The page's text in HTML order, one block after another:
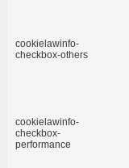
cookielawinfo-
checkbox-others
cookielawinfo-
checkbox-
performance